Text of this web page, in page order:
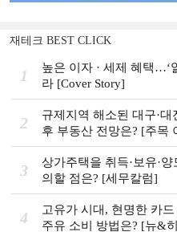
재테크 BEST CLICK
1
높은 이자 · 세제 혜택…‘
라 [Cover Story]
2
규제지역 해소된 대구·
후 부동산 전망은? [주목
3
상가주택을 취득·보유·
의할 점은? [세무칼럼]
4
고유가 시대, 현명한 카
주유 소비 방법은? [뉴&